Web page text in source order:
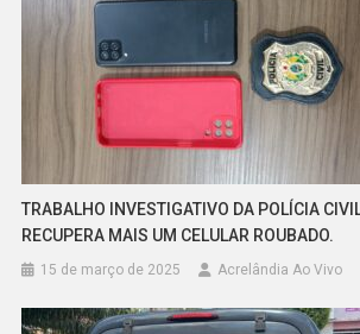
TRABALHO INVESTIGATIVO DA POLÍCIA
RECUPERA MAIS UM CELULAR ROUBADO.
15 de março de 2025 Acrelândia Ao Vivo